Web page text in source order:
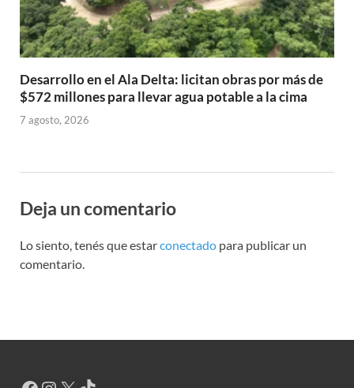
Desarrollo en el Ala Delta: licitan obras por más de
$572 millones para llevar agua potable a la cima
7 agosto, 2026
Deja un comentario
Lo siento, tenés que estarconectado para publicar un
comentario.